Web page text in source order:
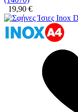
19,90 €